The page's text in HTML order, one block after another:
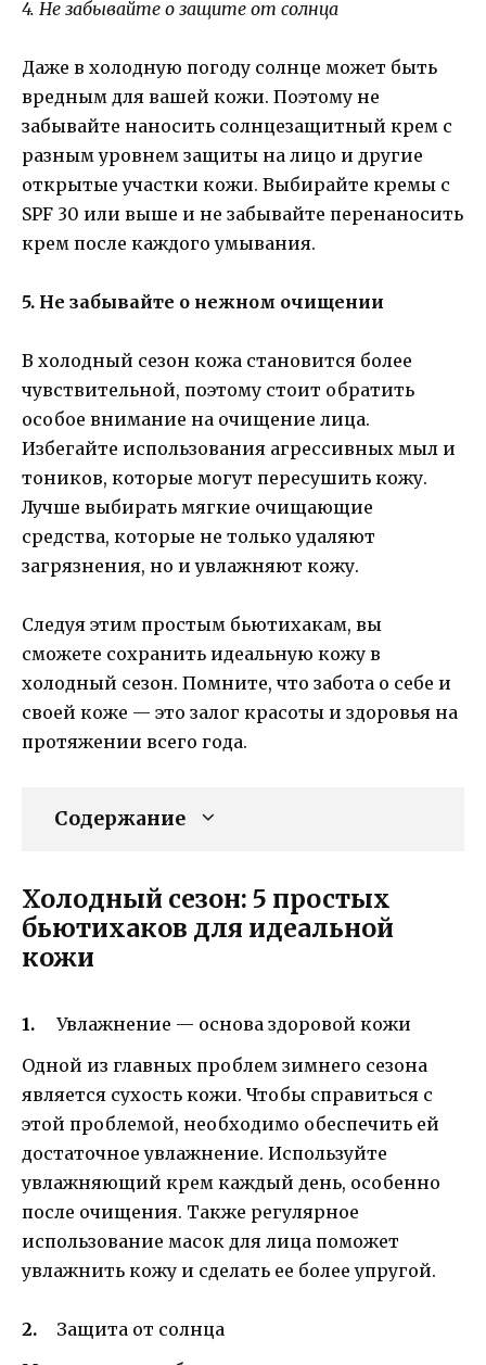
4. Не забывайте о защите от солнца
Даже в холодную погоду солнце может быть
вредным для вашей кожи. Поэтому не
забывайте наносить солнцезащитный крем с
разным уровнем защиты на лицо и другие
открытые участки кожи. Выбирайте кремы с
SPF 30 или выше и не забывайте перенаносить
крем после каждого умывания.
5. Не забывайте о нежном очищении
В холодный сезон кожа становится более
чувствительной, поэтому стоит обратить
особое внимание на очищение лица.
Избегайте использования агрессивных мыл и
тоников, которые могут пересушить кожу.
Лучше выбирать мягкие очищающие
средства, которые не только удаляют
загрязнения, но и увлажняют кожу.
Следуя этим простым бьютихакам, вы
сможете сохранить идеальную кожу в
холодный сезон. Помните, что забота о себе и
своей коже — это залог красоты и здоровья на
протяжении всего года.
Содержание
Холодный сезон: 5 простых
бьютихаков для идеальной
кожи
Увлажнение — основа здоровой кожи
Одной из главных проблем зимнего сезона
является сухость кожи. Чтобы справиться с
этой проблемой, необходимо обеспечить ей
достаточное увлажнение. Используйте
увлажняющий крем каждый день, особенно
после очищения. Также регулярное
использование масок для лица поможет
увлажнить кожу и сделать ее более упругой.
Защита от солнца